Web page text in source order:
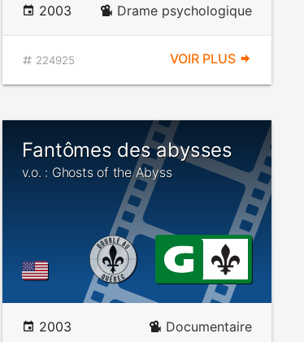
2003 Drame psychologique
224925 VOIR PLUS
Fantômes des abysses
v.o. : Ghosts of the Abyss
2003 Documentaire